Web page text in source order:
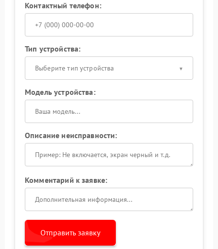
Контактный телефон:
Тип устройства:
Выберите тип устройства
Модель устройства:
Описание неисправности:
Комментарий к заявке:
Отправить заявку